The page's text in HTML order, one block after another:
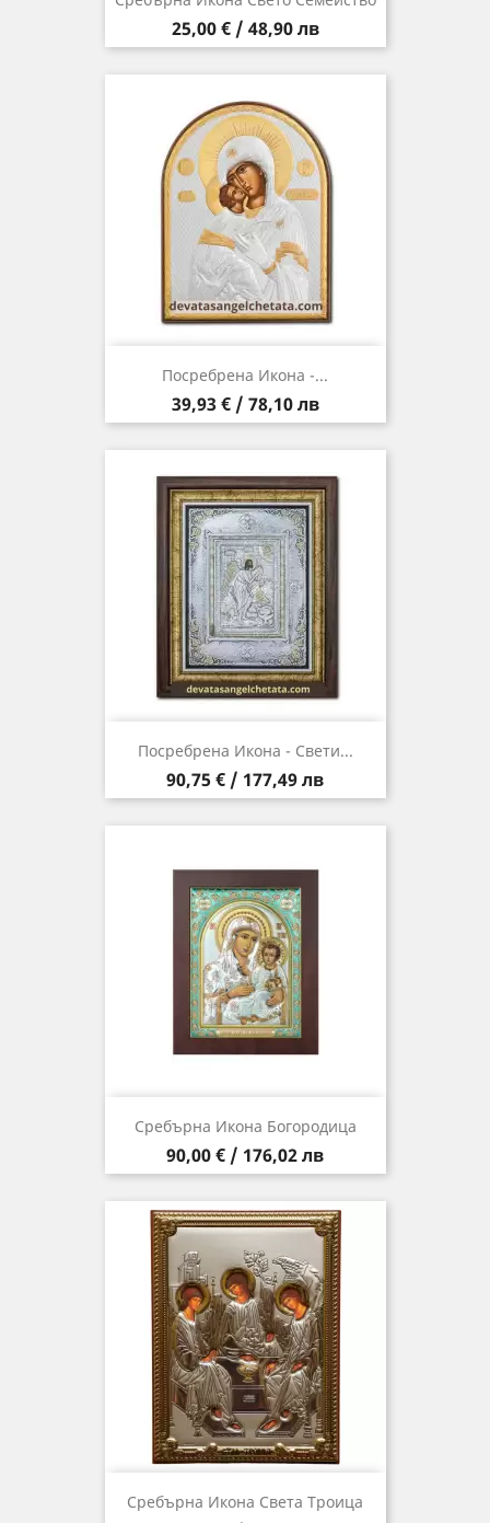
Цена
25,00 € / 48,90 лв
Посребрена Икона -...
Цена
39,93 € / 78,10 лв
Посребрена Икона - Свети...
Цена
90,75 € / 177,49 лв
Сребърна Икона Богородица
Цена
90,00 € / 176,02 лв
Сребърна Икона Света Троица